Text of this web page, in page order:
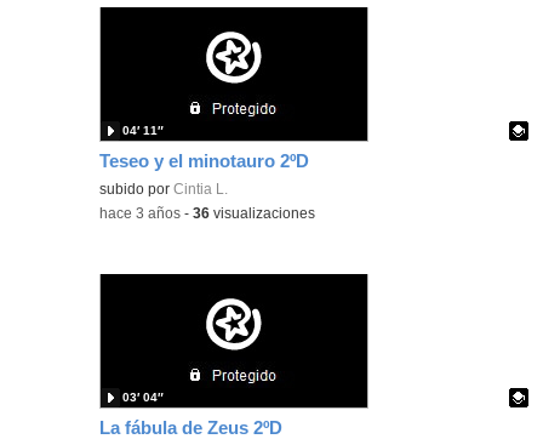
Teseo y el minotauro 2ºD
Contenido educativo.
subido porCintia L.
04′ 11″
-hace 3 años -36 visualizaciones
La fábula de Zeus 2ºD
03′ 04″